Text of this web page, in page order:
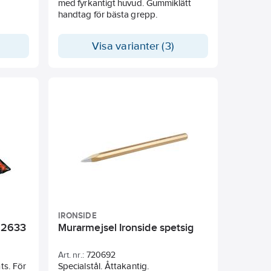
ut
med fyrkantigt huvud. Gummiklätt
handtag för bästa grepp.
Visa varianter (3)
För
IRONSIDE
Murarmejsel Ironside spetsig
Art. nr.: 720692
Specialstål. Åttakantig.